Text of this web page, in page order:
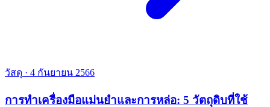
วัสดุ · 4 กันยายน 2566
การทำเครื่องมือแม่นยำและการหล่อ: 5 วัตถุดิบที่ใช้